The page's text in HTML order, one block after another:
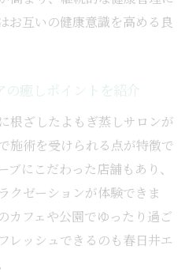
お互いの健康意識を高める良
の癒しポイントを紹介
根ざしたよもぎ蒸しサロンが
施術を受けられる点が特徴で
にこだわった店舗もあり、
クゼーションが体験できま
カフェや公園でゆったり過ご
レッシュできるのも春日井エ